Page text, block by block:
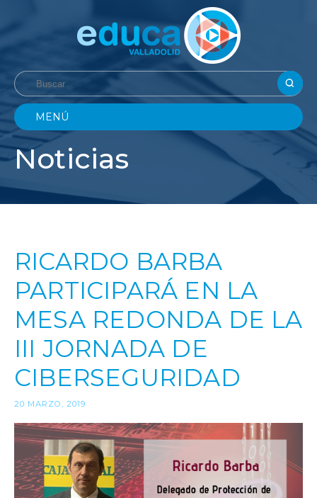
MENÚ
Noticias
RICARDO BARBA
PARTICIPARÁ EN LA
MESA REDONDA DE LA
III JORNADA DE
CIBERSEGURIDAD
20 MARZO, 2019